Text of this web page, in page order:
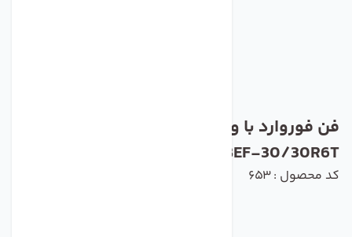
فن فوروارد با ورودی دو طرفه دمنده مدل
BEF-30/30R6T
کد محصول : 653